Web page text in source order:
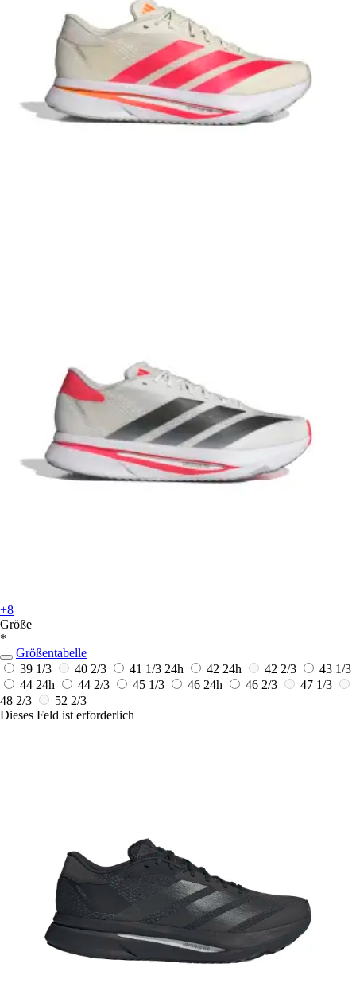
+8
Größe
*
Größentabelle
39 1/3
40 2/3 41 1/3 24h 42 24h 42 2/3
43 1/3
44 24h 44 2/3 45 1/3 46 24h 46 2/3
47 1/3
48 2/3
52 2/3
Dieses Feld ist erforderlich